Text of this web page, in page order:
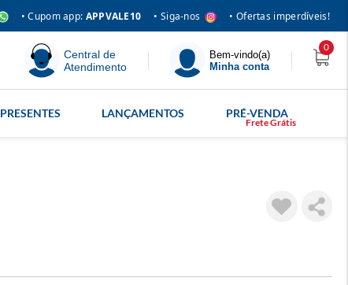
• Cupom app: APPVALE10 • Siga-nos • Ofertas imperdíveis!
Central de
Atendimento
Bem-vindo(a)
Minha conta
0
PRESENTES LANÇAMENTOS PRÉ-VENDA